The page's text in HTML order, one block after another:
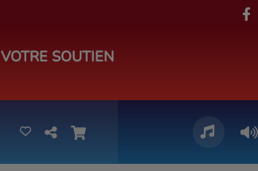
VOTRE SOUTIEN